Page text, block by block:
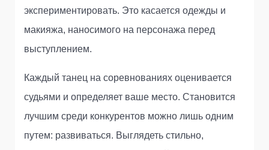
экспериментировать. Это касается одежды и
макияжа, наносимого на персонажа перед
выступлением.
Каждый танец на соревнованиях оценивается
судьями и определяет ваше место. Становится
лучшим среди конкурентов можно лишь одним
путем: развиваться. Выглядеть стильно,